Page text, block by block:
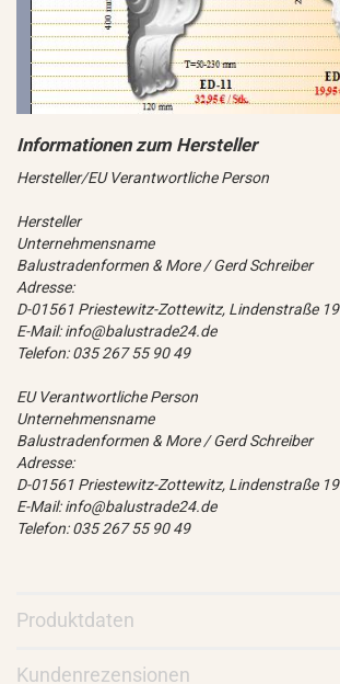
Hersteller/EU Verantwortliche Person
Hersteller
Unternehmensname
Balustradenformen & More / Gerd Schreiber
Adresse:
D-01561 Priestewitz-Zottewitz, Lindenstraße 19
E-Mail: info@balustrade24.de
Telefon: 035 267 55 90 49
EU Verantwortliche Person
Unternehmensname
Balustradenformen & More / Gerd Schreiber
Adresse:
D-01561 Priestewitz-Zottewitz, Lindenstraße 19
E-Mail: info@balustrade24.de
Telefon: 035 267 55 90 49
Produktdaten
Kundenrezensionen